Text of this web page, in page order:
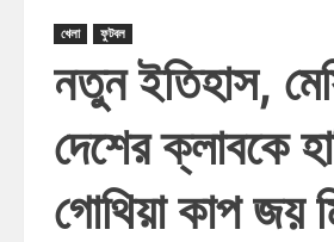
খেলা ফুটবল
নতুন ইতিহাস,
দেশের ক্লাবকে
গোথিয়া কাপ জয়